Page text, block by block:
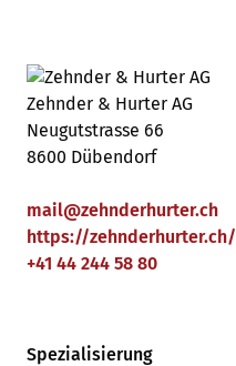
Zehnder & Hurter AG
Neugutstrasse 66
8600 Dübendorf
mail@zehnderhurter.ch
https://zehnderhurter.ch/
+41 44 244 58 80
Spezialisierung